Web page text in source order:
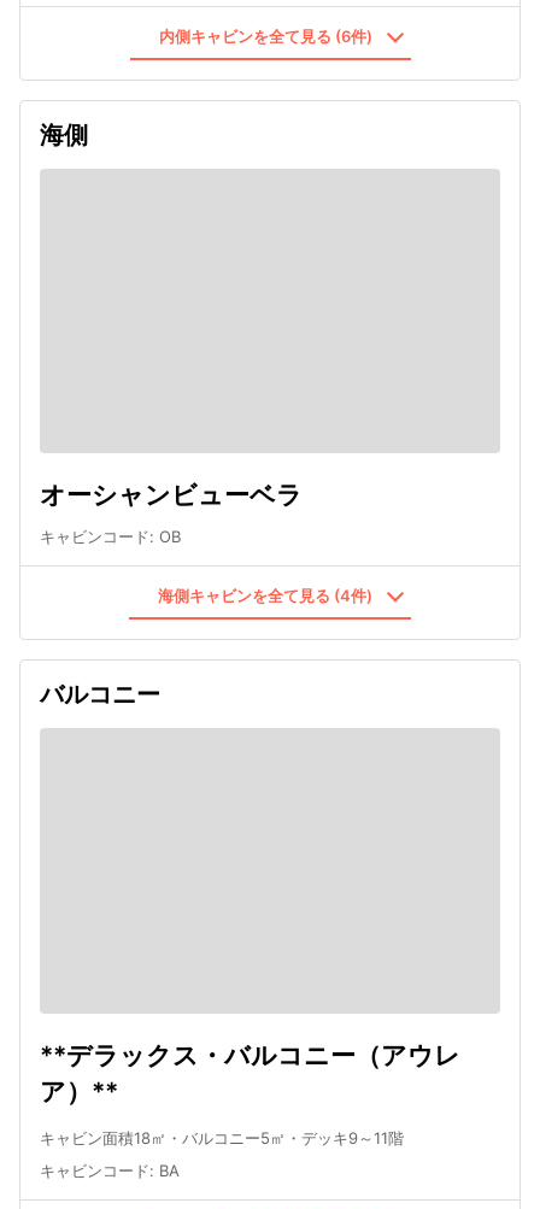
内側キャビンを全て見る (6件)
海側
オーシャンビューベラ
キャビンコード: OB
海側キャビンを全て見る (4件)
バルコニー
**デラックス・バルコニー（アウレ
ア）**
キャビン面積18㎡・バルコニー5㎡・デッキ9～11階
キャビンコード: BA